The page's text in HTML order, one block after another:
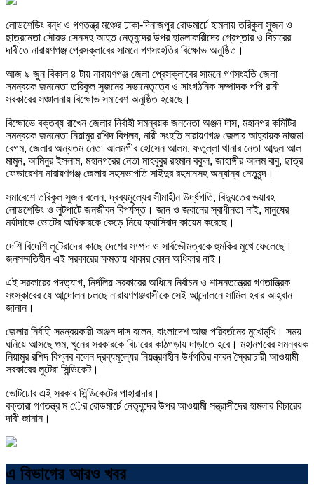
লোডশেডিং বন্ধ ও গণতন্ত্র মঞ্চের ঢাকা-দিনাজপুর রোডমার্চে হামলায় তরিকুল সুজন ও
ছাত্রনেতা সৌরভ সেনসহ আহত নেতৃবন্দের উপর হামলাকারীদের গ্রেপ্তার ও বিচারের
দাবীতে নারায়ণগঞ্জ প্রেসক্লাবের সামনে গণসংহতির বিক্ষোভ অনুষ্ঠিত।
আজ ৯ জুন বিকাল ৪ টায় নারায়ণগঞ্জ জেলা প্রেসক্লাবের সামনে গণসংহতি জেলা
সমন্বয়ক জননেতা তরিকুল সুজনের সভানেতৃত্বে ও সাংগঠনিক সম্পাদক পপি রানী
সরকারের সঞ্চালনায় বিক্ষোভ সমাবেশ অনুষ্ঠিত হয়েছে।
বিক্ষোভে বক্তব্য রাখেন জেলার নির্বাহী সমন্বয়ক জননেতা অঞ্জন দাস, মহানগর কমিটির
সমন্বয়ক জননেতা নিয়ামুর রশিদ বিপ্লব, নারী সংহতি নারায়ণগঞ্জ জেলার আহ্বায়ক নাজমা
বেগম, জেলার অন্যতম নেতা আলমগীর হোসেন আলম, ফতুল্লা থানার নেতা আব্দুল আল
মামুন, আমিনুর ইসলাম, মহানগরের নেতা মাহবুবুর রহমান বকুল, জাহাঙ্গীর আলম বাবু, ছাত্র
ফেডারেশন নারায়ণগঞ্জ জেলার সহসভাপতি সাইদুর রহমানসহ অন্যান্য নেতৃবৃন্দ।
সমাবেশে তরিকুল সুজন বলেন, দ্রব্যমূল্যের সীমাহীন উর্দ্ধগতি, বিদ্যুতের ভয়াবহ
লোডশেডিং ও লুটপাটে জনজীবন বিপর্যস্ত। জান ও জবানের স্বাধীনতা নাই, মানুষের
মর্যাদাকে ভোটের অধিকারকে কেড়ে নিয়ে ফ্যাসিবাদ কায়েম করেছে।
দেশি বিদেশি লুটেরাদের কাছে দেশের সম্পদ ও সার্বভৌমত্বকে হুমকির মুখে ফেলেছে।
জনসম্মতিহীন এই সরকারের ক্ষমতায় থাকার কোন অধিকার নাই।
এই সরকারের পদত্যাগ, নির্দলিয় সরকারের অধিনে নির্বাচন ও শাসনতন্ত্রের গণতান্ত্রিক
সংস্কারের যে আন্দোলন চলছে নারায়ণগঞ্জবাসীকে সেই আন্দোলনে সামিল হবার আহ্বান
জানান।
জেলার নির্বাহী সমন্বয়কারী অঞ্জন দাস বলেন, বাংলাদেশ আজ পরিবর্তনের মুখোমুখি। সময়
ঘনিয়ে আসছে গুম, খুনের সরকারকে বিচারের কাঠগড়ায় দাড়াতে হবে। মহানগরের সমন্বয়ক
নিয়ামুর রশিদ বিপ্লব বলেন দ্রব্যমূল্যের নিয়ন্ত্রণহীন উর্ধগতির কারন স্বৈরাচারী আওয়ামী
সরকারের লুটেরা সিন্ডিকেট।
ভোটচোর এই সরকার সিন্ডিকেটের পাহারাদার।
বক্তারা গণতন্ত্র ম ের রোডমার্চে নেতৃবৃন্দের উপর আওয়ামী সন্ত্রাসীদের হামলার বিচারের
দাবী জানান।
এ বিভাগের আরও খবর